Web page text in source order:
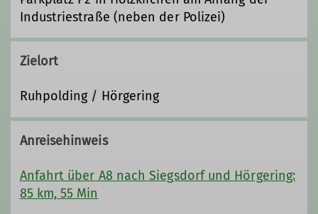
Industriestraße (neben der Polizei)
Zielort
Ruhpolding / Hörgering
Anreisehinweis
Anfahrt über A8 nach Siegsdorf und Hörgering:
85 km, 55 Min